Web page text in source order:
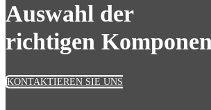
Auswahl der
richtigen
KONTAKTIEREN SIE UNS